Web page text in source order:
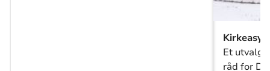
Kirkeasyl
Et
råd for